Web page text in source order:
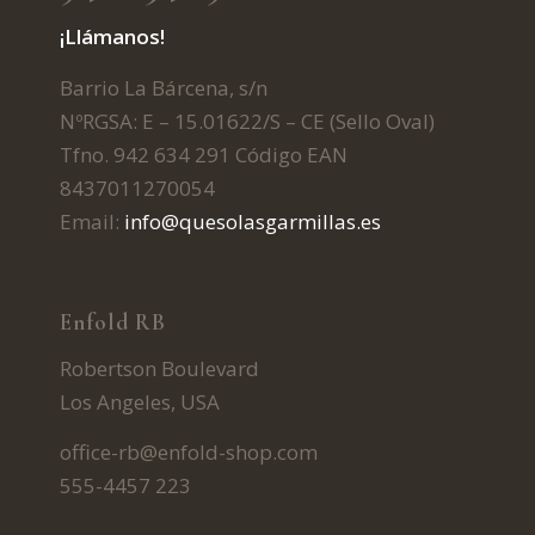
¡Llámanos!
Barrio La Bárcena, s/n
NºRGSA: E – 15.01622/S – CE (Sello Oval)
Tfno. 942 634 291 Código EAN
8437011270054
Email: info@quesolasgarmillas.es
Enfold RB
Robertson Boulevard
Los Angeles, USA
office-rb@enfold-shop.com
555-4457 223